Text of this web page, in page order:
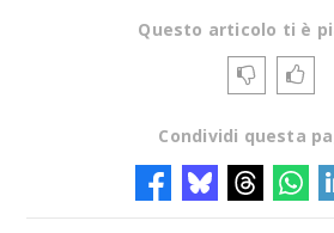
Questo articolo ti è
Condividi questa